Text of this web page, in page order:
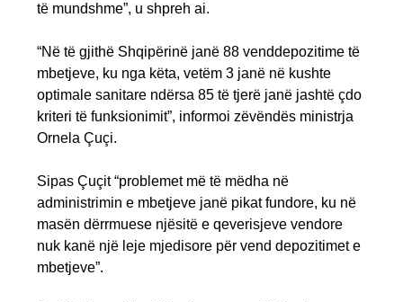
të mundshme”, u shpreh ai.
“Në të gjithë Shqipërinë janë 88 venddepozitime të
mbetjeve, ku nga këta, vetëm 3 janë në kushte
optimale sanitare ndërsa 85 të tjerë janë jashtë çdo
kriteri të funksionimit”, informoi zëvëndës ministrja
Ornela Çuçi.
Sipas Çuçit “problemet më të mëdha në
administrimin e mbetjeve janë pikat fundore, ku në
masën dërrmuese njësitë e qeverisjeve vendore
nuk kanë një leje mjedisore për vend depozitimet e
mbetjeve”.